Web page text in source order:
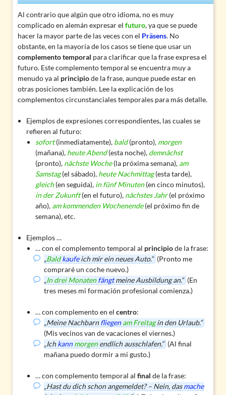
Al contrario que algún que otro idioma, no es muy
complicado en alemán expresar el futuro, ya que se puede
hacer la mayor parte de las veces con el Präsens. No
obstante, en la mayoría de los casos se tiene que usar un
complemento temporal para clarificar que la frase expresa el
futuro. Este complemento temporal se encuentra muy a
menudo ya al principiode la frase, aunque puede estar en
otras posiciones también. Lee la explicación de los
complementos circunstanciales temporalespara más detalle.
Ejemplos de expresiones correspondientes, las cuales se
refieren al futuro:
sofort(inmediatamente), bald(pronto), morgen
(mañana), heute Abend(esta noche), demnächst
(pronto), nächste Woche(la próxima semana), am
Samstag(el sábado), heute Nachmittag(esta tarde),
gleich(en seguida), in fünf Minuten(en cinco minutos),
in der Zukunft(en el futuro), nächstes Jahr(el próximo
año), am kommenden Wochenende(el próximo fin de
semana), etc.
Ejemplos …
… con el complemento temporal al principiode la frase:
„Bald kaufeich mir ein neues Auto.“ (Pronto me
compraré un coche nuevo.)
„In drei Monaten fängtmeine Ausbildung an.“ (En
tres meses mi formación profesional comienza.)
… con complemento en el centro:
„Meine Nachbarnfliegen am Freitagin den Urlaub.“
(Mis vecinos van de vacaciones el viernes.)
„Ichkann morgenendlich ausschlafen.“ (Al final
mañana puedo dormir a mi gusto.)
… con complemento temporal al final de la frase:
„Hast du dich schon angemeldet? – Nein, dasmache